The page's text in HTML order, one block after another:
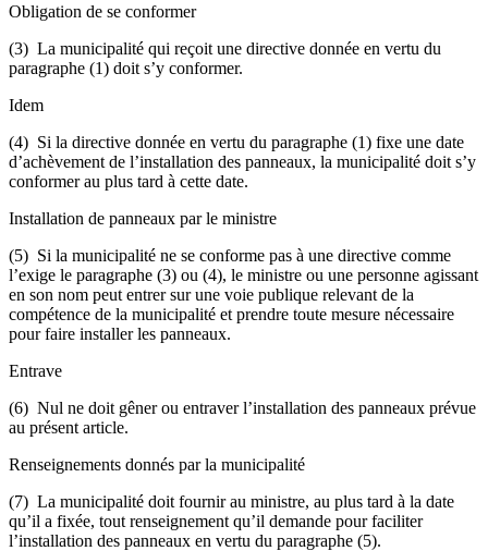
Obligation de se conformer
(3) La municipalité qui reçoit une directive donnée en vertu du
paragraphe (1) doit s’y conformer.
Idem
(4) Si la directive donnée en vertu du paragraphe (1) fixe une date
d’achèvement de l’installation des panneaux, la municipalité doit s’y
conformer au plus tard à cette date.
Installation de panneaux par le ministre
(5) Si la municipalité ne se conforme pas à une directive comme
l’exige le paragraphe (3) ou (4), le ministre ou une personne agissant
en son nom peut entrer sur une voie publique relevant de la
compétence de la municipalité et prendre toute mesure nécessaire
pour faire installer les panneaux.
Entrave
(6) Nul ne doit gêner ou entraver l’installation des panneaux prévue
au présent article.
Renseignements donnés par la municipalité
(7) La municipalité doit fournir au ministre, au plus tard à la date
qu’il a fixée, tout renseignement qu’il demande pour faciliter
l’installation des panneaux en vertu du paragraphe (5).